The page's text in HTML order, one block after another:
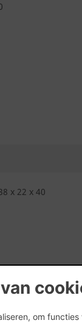
om
x 22 x 40